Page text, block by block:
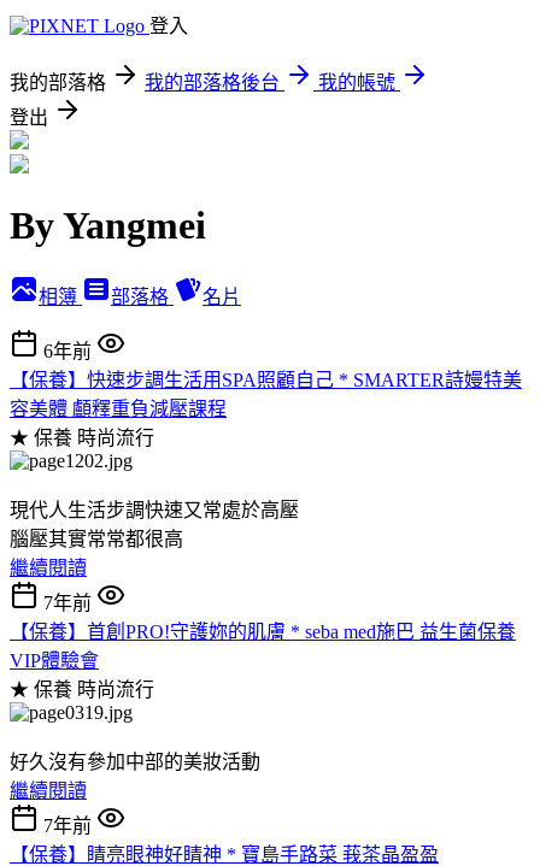
登入
我的部落格 我的部落格後台
我的帳號
登出
By Yangmei
相簿 部落格 名片
6年前
【保養】快速步調生活用SPA照顧自己 * SMARTER詩嫚特美
容美體 顱釋重負減壓課程
★ 保養 時尚流行
現代人生活步調快速又常處於高壓
腦壓其實常常都很高
繼續閱讀
7年前
【保養】首創PRO!守護妳的肌膚 * seba med施巴 益生菌保養
VIP體驗會
★ 保養 時尚流行
好久沒有參加中部的美妝活動
繼續閱讀
7年前
【保養】睛亮眼神好睛神 * 寶島手路菜 莪茶晶盈盈